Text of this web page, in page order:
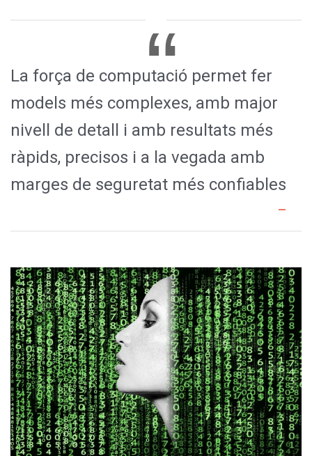
La força de computació permet fer
models més complexes, amb major
nivell de detall i amb resultats més
ràpids, precisos i a la vegada amb
marges de seguretat més confiables